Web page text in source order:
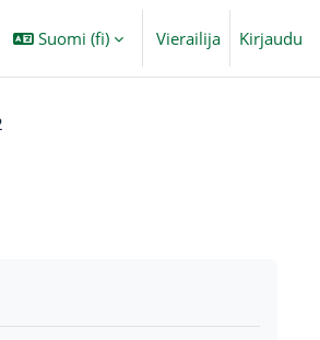
Suomi ‎(fi)‎ Vierailija Kirjaudu